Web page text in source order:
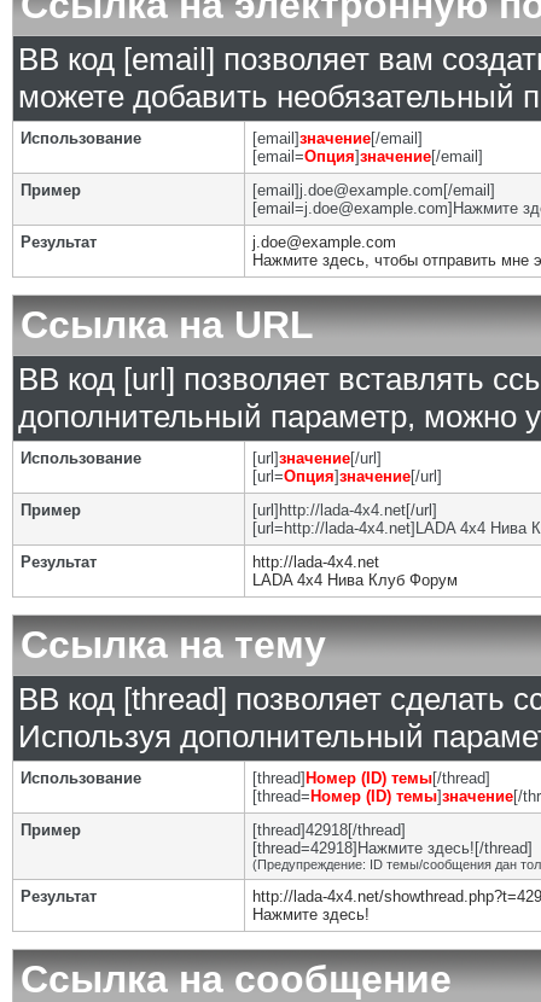
BB код [email] позволяет вам
можете добавить необязательный
Использование [email]значение[/email]
[email=Опция]значение[/email]
Пример
[email]j.doe@example.com[/email]
[email=j.doe@example.com]Нажмите
Результат
j.doe@example.com
Нажмите здесь, чтобы отправить мне
Ссылка на URL
BB код [url] позволяет вставлять
дополнительный параметр, можно
Использование [url]значение[/url]
[url=Опция]значение[/url]
Пример
[url]http://lada-4x4.net[/url]
[url=http://lada-4x4.net]LADA 4x4 Нива
Результат
http://lada-4x4.net
LADA 4x4 Нива Клуб Форум
Ссылка на тему
BB код [thread] позволяет сделать
Используя дополнительный
Использование [thread] Номер (ID) темы[/thread]
[thread= Номер (ID) темы]значение[/
Пример
[thread]42918[/thread]
[thread=42918]Нажмите здесь![/thread]
(Предупреждение: ID темы/сообщения дан
Результат
http://lada-4x4.net/
Нажмите здесь!
Ссылка на сообщение